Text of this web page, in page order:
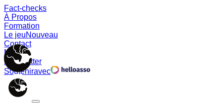
Fact-checks
À Propos
Formation
Le jeuNouveau
Contact
Memes
Newsletter
Souteniravec